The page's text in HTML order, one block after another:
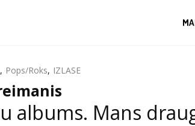
, Pops/Roks, IZLASE
albums. Mans